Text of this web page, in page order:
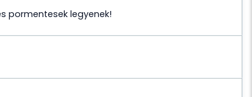
pormentesek legyenek!